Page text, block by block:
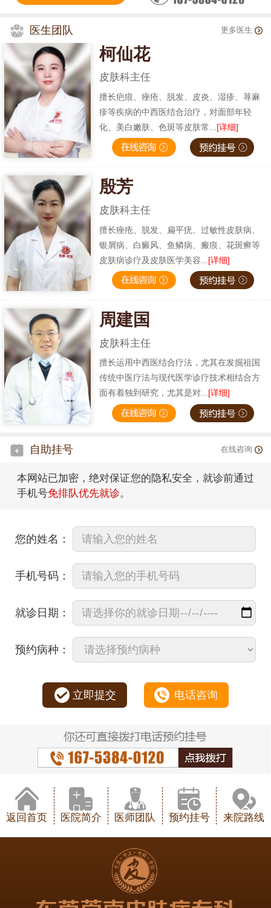
医生团队 更多医生
柯仙花
皮肤科主任
擅长疤痕、痤疮、脱发、皮炎、湿疹、荨麻
疹等疾病的中西医结合治疗，对面部年轻
化、美白嫩肤、色斑等皮肤常... [详细]
殷芳
皮肤科主任
擅长痤疮、脱发、扁平疣、过敏性皮肤病、
银屑病、白癜风、鱼鳞病、瘢痕、花斑癣等
皮肤病诊疗及皮肤医学美容... [详细]
周建国
皮肤科主任
擅长运用中西医结合疗法，尤其在发掘祖国
传统中医疗法与现代医学诊疗技术相结合方
面有着独到研究，尤其是对...[详细]
自助挂号 在线咨询
本网站已加密，绝对保证您的隐私安全，就诊前通过
手机号免排队优先就诊。
您的姓名：
手机号码：
就诊日期：
预约病种：
立即提交 电话咨询
返回首页 医院简介 医师团队 预约挂号 来院路线